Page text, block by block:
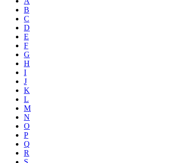
B
C
D
E
F
G
H
I
J
K
L
M
N
O
P
Q
R